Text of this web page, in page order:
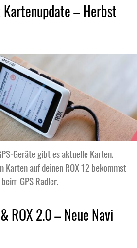
Kartenupdate – Herbst
Geräte gibt es aktuelle Karten.
Karten auf deinen ROX 12 bekommst
GPS Radler.
ROX 2.0 – Neue Navi